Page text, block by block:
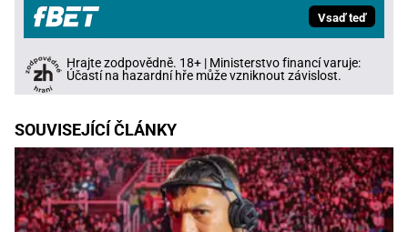
Vsaď teď
Hrajte zodpovědně. 18+ | Ministerstvo financí varuje:
Účastí na hazardní hře může vzniknout závislost.
SOUVISEJÍCÍ ČLÁNKY